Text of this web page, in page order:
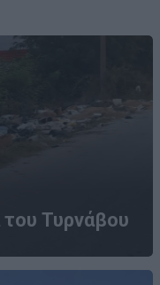
Τυρνάβου